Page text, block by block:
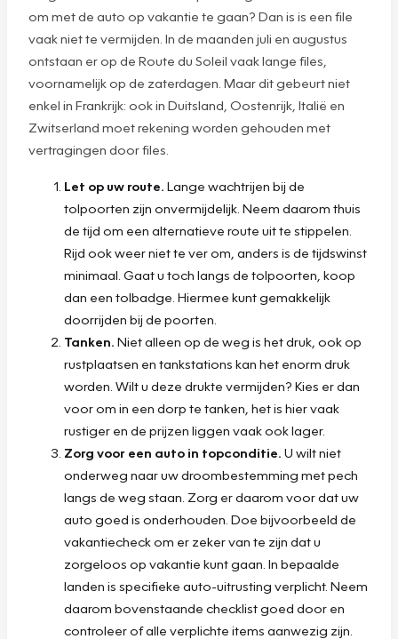
om met de auto op vakantie te gaan? Dan is is een file
vaak niet te vermijden. In de maanden juli en augustus
ontstaan er op de Route du Soleil vaak lange files,
voornamelijk op de zaterdagen. Maar dit gebeurt niet
enkel in Frankrijk: ook in Duitsland, Oostenrijk, Italië en
Zwitserland moet rekening worden gehouden met
vertragingen door files.
Let op uw route. Lange wachtrijen bij de
tolpoorten zijn onvermijdelijk. Neem daarom thuis
de tijd om een alternatieve route uit te stippelen.
Rijd ook weer niet te ver om, anders is de tijdswinst
minimaal. Gaat u toch langs de tolpoorten, koop
dan een tolbadge. Hiermee kunt gemakkelijk
doorrijden bij de poorten.
Tanken. Niet alleen op de weg is het druk, ook op
rustplaatsen en tankstations kan het enorm druk
worden. Wilt u deze drukte vermijden? Kies er dan
voor om in een dorp te tanken, het is hier vaak
rustiger en de prijzen liggen vaak ook lager.
Zorg voor een auto in topconditie. U wilt niet
onderweg naar uw droombestemming met pech
langs de weg staan. Zorg er daarom voor dat uw
auto goed is onderhouden. Doe bijvoorbeeld de
vakantiecheck om er zeker van te zijn dat u
zorgeloos op vakantie kunt gaan. In bepaalde
landen is specifieke auto-uitrusting verplicht. Neem
daarom bovenstaande checklist goed door en
controleer of alle verplichte items aanwezig zijn.